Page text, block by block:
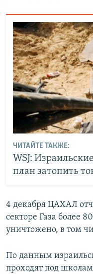
ЧИТАЙТЕ ТАКЖЕ:
WSJ:
план затопить
4 декабря ЦАХАЛ
секторе Газа более
уничтожено, в том
По данным
проходят под